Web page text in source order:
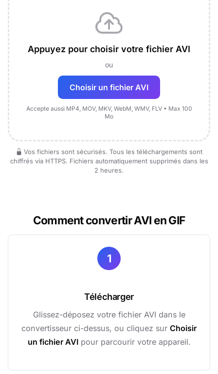
Appuyez pour choisir votre fichier AVI
ou
Choisir un fichier AVI
Accepte aussi MP4, MOV, MKV, WebM, WMV, FLV • Max 100
Mo
Vos fichiers sont sécurisés. Tous les téléchargements sont
chiffrés via HTTPS. Fichiers automatiquement supprimés dans les
2 heures.
Comment convertir AVI en GIF
1
Télécharger
Glissez-déposez votre fichier AVI dans le
convertisseur ci-dessus, ou cliquez sur Choisir
un fichier AVIpour parcourir votre appareil.